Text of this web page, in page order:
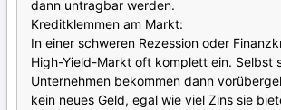
dann untragbar werden.
Kreditklemmen am Markt:
In einer schweren Rezession oder
High-Yield-Markt oft komplett ein. Selbst
Unternehmen bekommen dann
kein neues Geld, egal wie viel Zins sie